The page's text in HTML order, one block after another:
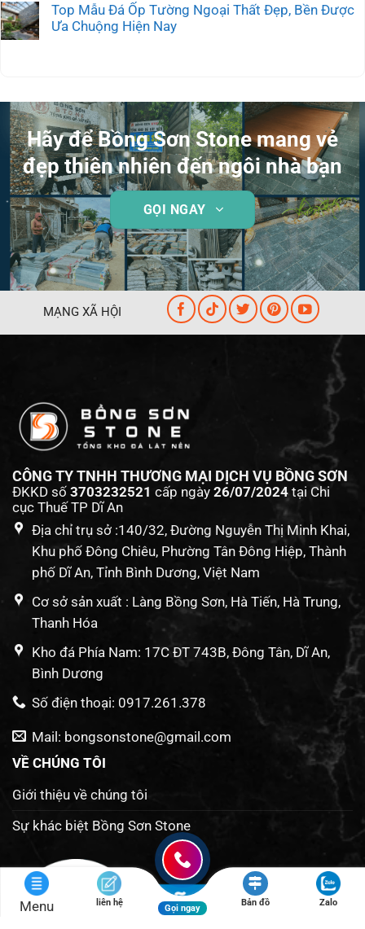
Top Mẫu Đá Ốp Tường Ngoại Thất Đẹp, Bền Được
Ưa Chuộng Hiện Nay
Hãy để Bồng Sơn Stone mang vẻ
đẹp thiên nhiên đến ngôi nhà bạn
GỌI NGAY
MẠNG XÃ HỘI
CÔNG TY TNHH THƯƠNG MẠI DỊCH VỤ BỒNG SƠN
ĐKKD số 3703232521 cấp ngày 26/07/2024tại Chi
cục Thuế TP Dĩ An
Địa chỉ trụ sở :140/32, Đường Nguyễn Thị Minh Khai,
Khu phố Đông Chiêu, Phường Tân Đông Hiệp, Thành
phố Dĩ An, Tỉnh Bình Dương, Việt Nam
Cơ sở sản xuất : Làng Bồng Sơn, Hà Tiến, Hà Trung,
Thanh Hóa
Kho đá Phía Nam: 17C ĐT 743B, Đông Tân, Dĩ An,
Bình Dương
Số điện thoại: 0917.261.378
Mail: bongsonstone@gmail.com
VỀ CHÚNG TÔI
Giới thiệu về chúng tôi
Sự khác biệt Bồng Sơn Stone
Menu liên hệ
Gọi ngay
Bản đồ Zalo